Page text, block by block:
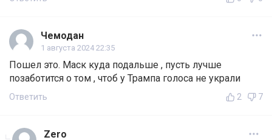
Чемодан
1 августа 2024 22:35
Пошел это. Маск куда подальше , пусть лучше
позаботится о том , чтоб у Трампа голоса не украли
Ответить 2 7
Zero